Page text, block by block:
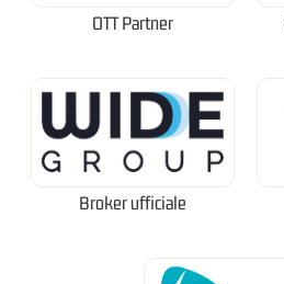
OTT Partner
Broker ufficiale